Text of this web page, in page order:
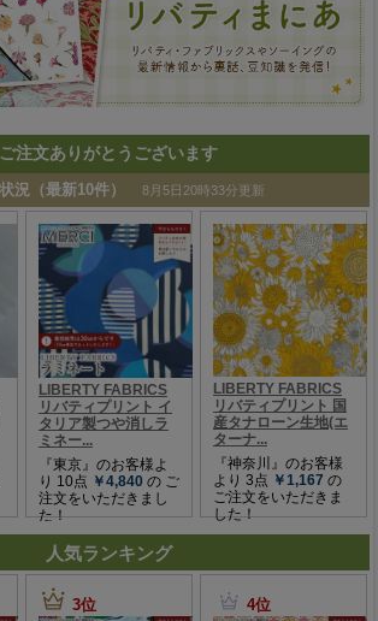
ご注文ありがとうございます
人気ランキング